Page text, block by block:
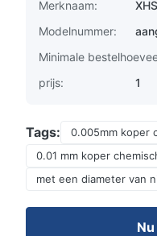
Merknaam:
XHS
Modelnummer:
Minimale
prijs:
1
Tags:
0.005mm koper
0.01 mm koper
met een diameter van